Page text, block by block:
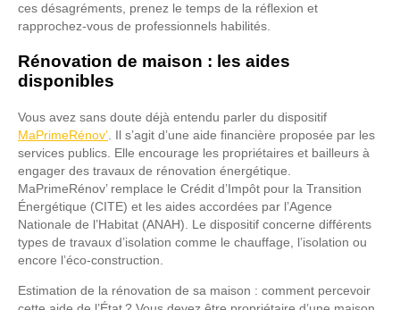
ces désagréments, prenez le temps de la réflexion et
rapprochez-vous de professionnels habilités.
Rénovation de maison : les aides
disponibles
Vous avez sans doute déjà entendu parler du dispositif
MaPrimeRénov’ . Il s’agit d’une aide financière proposée par les
services publics. Elle encourage les propriétaires et bailleurs à
engager des travaux de rénovation énergétique.
MaPrimeRénov’ remplace le Crédit d’Impôt pour la Transition
Énergétique (CITE) et les aides accordées par l’Agence
Nationale de l’Habitat (ANAH). Le dispositif concerne différents
types de travaux d’isolation comme le chauffage, l’isolation ou
encore l’éco-construction.
Estimation de la rénovation de sa maison : comment percevoir